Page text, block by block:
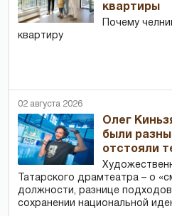
квартиры
Почему
квартиру
02 августа 2026
Олег
были
отстояли
Татарского драмтеатра – о
должности, разнице подходов
сохранении национальной